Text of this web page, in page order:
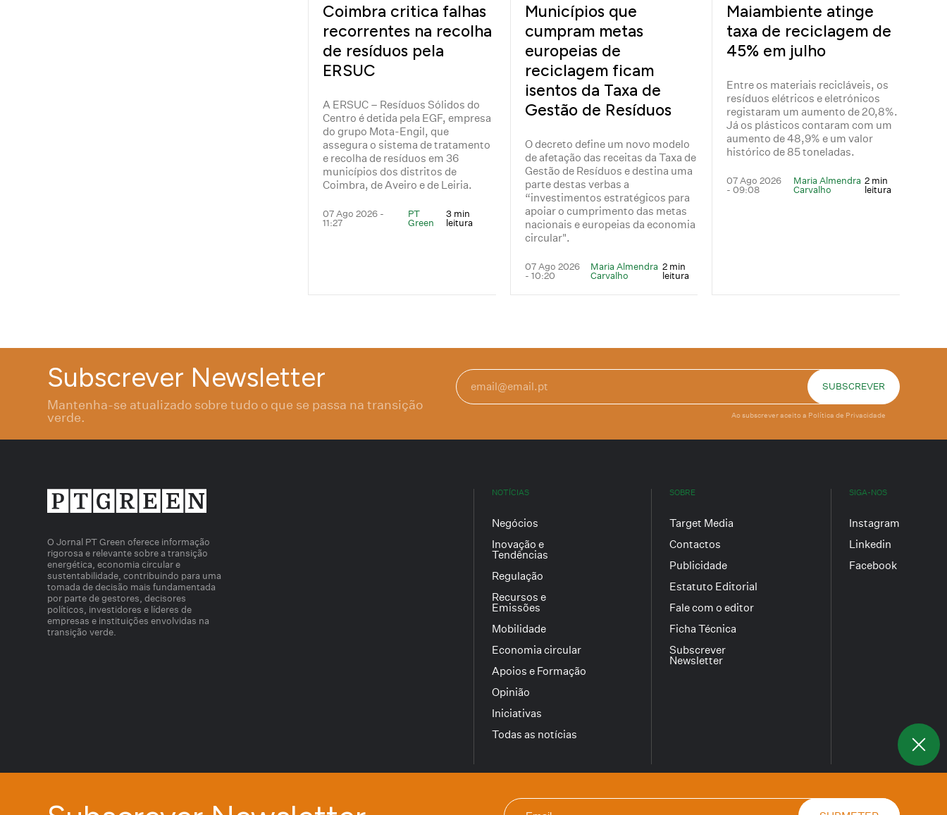
Coimbra critica falhas
recorrentes na recolha
de resíduos pela
ERSUC
A ERSUC – Resíduos Sólidos do
Centro é detida pela EGF, empresa
do grupo Mota-Engil, que
assegura o sistema de tratamento
e recolha de resíduos em 36
municípios dos distritos de
Coimbra, de Aveiro e de Leiria.
07 Ago 2026 -
11:27
PT
Green
3 min
leitura
Municípios que
cumpram metas
europeias de
reciclagem ficam
isentos da Taxa de
Gestão de Resíduos
O decreto define um novo modelo
de afetação das receitas da Taxa de
Gestão de Resíduos e destina uma
parte destas verbas a
“investimentos estratégicos para
apoiar o cumprimento das metas
nacionais e europeias da economia
circular".
07 Ago 2026
- 10:20
Maria Almendra
Carvalho
2 min
leitura
Maiambiente atinge
taxa de reciclagem de
45% em julho
Entre os materiais recicláveis, os
resíduos elétricos e eletrónicos
registaram um aumento de 20,8%.
Já os plásticos contaram com um
aumento de 48,9% e um valor
histórico de 85 toneladas.
07 Ago 2026
- 09:08
Maria Almendra
Carvalho
2 min
leitura
Subscrever Newsletter
Mantenha-se atualizado sobre tudo o que se passa na transição
verde.
Ao subscrever aceito a Política de Privacidade
O Jornal PT Green oferece informação
rigorosa e relevante sobre a transição
energética, economia circular e
sustentabilidade, contribuindo para uma
tomada de decisão mais fundamentada
por parte de gestores, decisores
políticos, investidores e líderes de
empresas e instituições envolvidas na
transição verde.
NOTÍCIAS
Negócios
Inovação e
Tendências
Regulação
Recursos e
Emissões
Mobilidade
Economia circular
Apoios e Formação
Opinião
Iniciativas
Todas as notícias
SOBRE
Target Media
Contactos
Publicidade
Estatuto Editorial
Fale com o editor
Ficha Técnica
Subscrever
Newsletter
SIGA-NOS
Instagram
Linkedin
Facebook